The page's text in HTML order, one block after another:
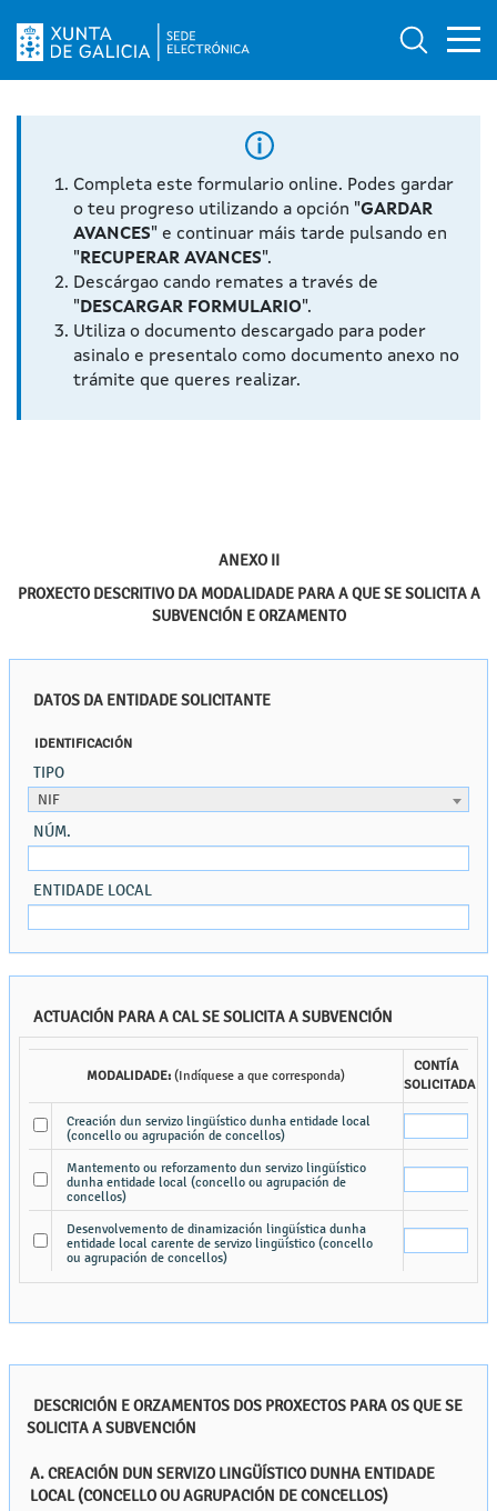
Logo da Sede electrónica da Xunta de Galicia
Completa este formulario online. Podes gardar
o teu progreso utilizando a opción "GARDAR
AVANCES" e continuar máis tarde pulsando en
" RECUPERAR AVANCES".
Descárgao cando remates a través de
" DESCARGAR FORMULARIO".
Utiliza o documento descargado para poder
asinalo e presentalo como documento anexo no
trámite que queres realizar.